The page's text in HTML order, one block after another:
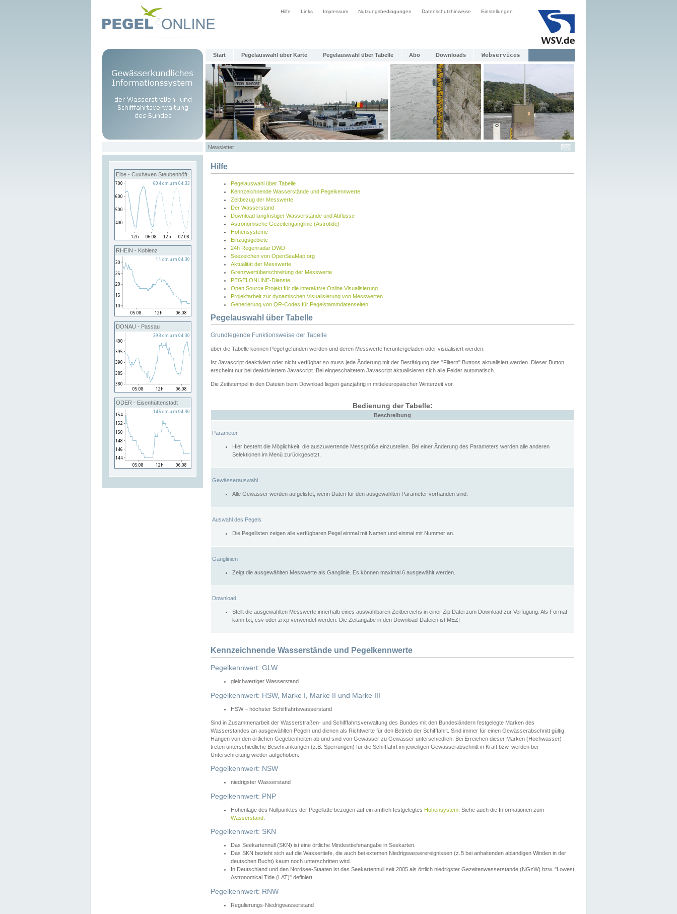
Hilfe Links Impressum Nutzungsbedingungen Datenschutzhinweise Einstellungen
Start Pegelauswahl über Karte Pegelauswahl über Tabelle Abo Downloads Webservices
Newsletter
Elbe - Cuxhaven Steubenhöft
RHEIN - Koblenz
DONAU - Passau
ODER - Eisenhüttenstadt
Hilfe
Pegelauswahl über Tabelle
Kennzeichnende Wasserstände und Pegelkennwerte
Zeitbezug der Messwerte
Der Wasserstand
Download langfristiger Wasserstände und Abflüsse
Astronomische Gezeitenganglinie (Astrotide)
Höhensysteme
Einzugsgebiete
24h Regenradar DWD
Seezeichen von OpenSeaMap.org
Aktualität der Messwerte
Grenzwertüberschreitung der Messwerte
PEGELONLINE-Dienste
Open Source Projekt für die interaktive Online Visualisierung
Projektarbeit zur dynamischen Visualisierung von Messwerten
Generierung von QR-Codes für Pegelstammdatenseiten
Pegelauswahl über Tabelle
Grundlegende Funktionsweise der Tabelle
über die Tabelle können Pegel gefunden werden und deren Messwerte heruntergeladen oder visualisiert werden.
Ist Javascript deaktiviert oder nicht verfügbar so muss jede Änderung mit der Bestätigung des "Filtern" Buttons aktualisiert werden. Dieser Button
erscheint nur bei deaktiviertem Javascript. Bei eingeschaltetem Javascript aktualisieren sich alle Felder automatisch.
Die Zeitstempel in den Dateien beim Download liegen ganzjährig in mitteleuropäischer Winterzeit vor.
Bedienung der Tabelle:
Beschreibung
Parameter
Hier besteht die Möglichkeit, die auszuwertende Messgröße einzustellen. Bei einer Änderung des Parameters werden alle anderen
Selektionen im Menü zurückgesetzt.
Gewässerauswahl
Alle Gewässer werden aufgelistet, wenn Daten für den ausgewählten Parameter vorhanden sind.
Auswahl des Pegels
Die Pegellisten zeigen alle verfügbaren Pegel einmal mit Namen und einmal mit Nummer an.
Ganglinien
Zeigt die ausgewählten Messwerte als Ganglinie. Es können maximal 6 ausgewählt werden.
Download
Stellt die ausgewählten Messwerte innerhalb eines auswählbaren Zeitbereichs in einer Zip Datei zum Download zur Verfügung. Als Format
kann txt, csv oder zrxp verwendet werden. Die Zeitangabe in den Download-Dateien ist MEZ!
Kennzeichnende Wasserstände und Pegelkennwerte
Pegelkennwert: GLW
gleichwertiger Wasserstand
Pegelkennwert: HSW, Marke I, Marke II und Marke III
HSW – höchster Schifffahrtswasserstand
Sind in Zusammenarbeit der Wasserstraßen- und Schifffahrtsverwaltung des Bundes mit den Bundesländern festgelegte Marken des
Wasserstandes an ausgewählten Pegeln und dienen als Richtwerte für den Betrieb der Schifffahrt. Sind immer für einen Gewässerabschnitt gültig.
Hängen von den örtlichen Gegebenheiten ab und sind von Gewässer zu Gewässer unterschiedlich. Bei Erreichen dieser Marken (Hochwasser)
treten unterschiedliche Beschränkungen (z.B. Sperrungen) für die Schifffahrt im jeweiligen Gewässerabschnitt in Kraft bzw. werden bei
Unterschreitung wieder aufgehoben.
Pegelkennwert: NSW
niedrigster Wasserstand
Pegelkennwert: PNP
Höhenlage des Nullpunktes der Pegellatte bezogen auf ein amtlich festgelegtes Höhensystem . Siehe auch die Informationen zum
Wasserstand
Pegelkennwert: SKN
Das Seekartennull (SKN) ist eine örtliche Mindesttiefenangabe in Seekarten.
Das SKN bezieht sich auf die Wassertiefe, die auch bei extemen Niedrigwasserereignissen (z.B bei anhaltenden ablandigen Winden in der
deutschen Bucht) kaum noch unterschritten wird.
In Deutschland und den Nordsee-Staaten ist das Seekartennull seit 2005 als örtlich niedrigster Gezeitenwasserstande (NGzW) bzw. "Lowest
Astronomical Tide (LAT)" definiert.
Pegelkennwert: RNW
Regulierungs-Niedrigwasserstand